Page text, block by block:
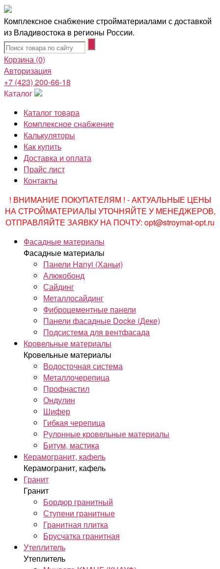
Комплексное снабжение стройматериалами с доставкой
из Владивостока в регионы России.
Корзина (0)
Авторизация
+7 (423) 200-66-18
Каталог
Каталог товара
Комплексное снабжение
Калькуляторы
Как купить
Доставка и оплата
Прайс лист
Контакты
! ВНИМАНИЕ ПОКУПАТЕЛЯМ ! - АКТУАЛЬНЫЕ ЦЕНЫ
НА СТРОЙМАТЕРИАЛЫ УТОЧНЯЙТЕ У МЕНЕДЖЕРОВ,
ОТПРАВЛЯЙТЕ ЗАЯВКУ НА ПОЧТУ: opt@stroymat-opt.ru
Фасадные материалы
Фасадные материалы
Панели Hanyi (Ханьи)
Алюкобонд
Сайдинг
Металлосайдинг
Фиброцементные панели
Панели фасадные Docke (Деке)
Подсистема для вентфасада
Кровельные материалы
Кровельные материалы
Водосточная система
Металлочерепица
Профнастил
Ондулин
Шифер
Гибкая черепица
Рулонные кровельные материалы
Битум, мастика
Керамогранит, кафель
Керамогранит, кафель
Гранит
Гранит
Бордюр гранитный
Ступени гранитные
Гранитная плитка
Брусчатка гранитная
Утеплитель
Утеплитель